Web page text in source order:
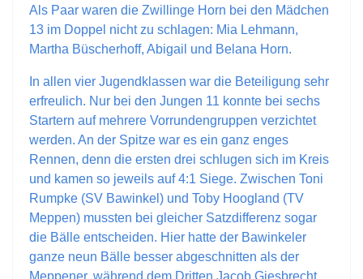
Als Paar waren die Zwillinge Horn bei den Mädchen
13 im Doppel nicht zu schlagen: Mia Lehmann,
Martha Büscherhoff, Abigail und Belana Horn.
In allen vier Jugendklassen war die Beteiligung sehr
erfreulich. Nur bei den Jungen 11 konnte bei sechs
Startern auf mehrere Vorrundengruppen verzichtet
werden. An der Spitze war es ein ganz enges
Rennen, denn die ersten drei schlugen sich im Kreis
und kamen so jeweils auf 4:1 Siege. Zwischen Toni
Rumpke (SV Bawinkel) und Toby Hoogland (TV
Meppen) mussten bei gleicher Satzdifferenz sogar
die Bälle entscheiden. Hier hatte der Bawinkeler
ganze neun Bälle besser abgeschnitten als der
Meppener, während dem Dritten Jacob Giesbrecht